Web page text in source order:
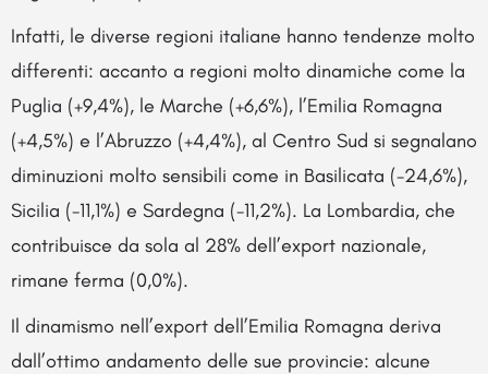
Infatti, le diverse regioni italiane hanno tendenze molto
differenti: accanto a regioni molto dinamiche come la
Puglia (+9,4%), le Marche (+6,6%), l’Emilia Romagna
(+4,5%) e l’Abruzzo (+4,4%), al Centro Sud si segnalano
diminuzioni molto sensibili come in Basilicata (-24,6%),
Sicilia (-11,1%) e Sardegna (-11,2%). La Lombardia, che
contribuisce da sola al 28% dell’export nazionale,
rimane ferma (0,0%).
Il dinamismo nell’export dell’Emilia Romagna deriva
dall’ottimo andamento delle sue provincie: alcune